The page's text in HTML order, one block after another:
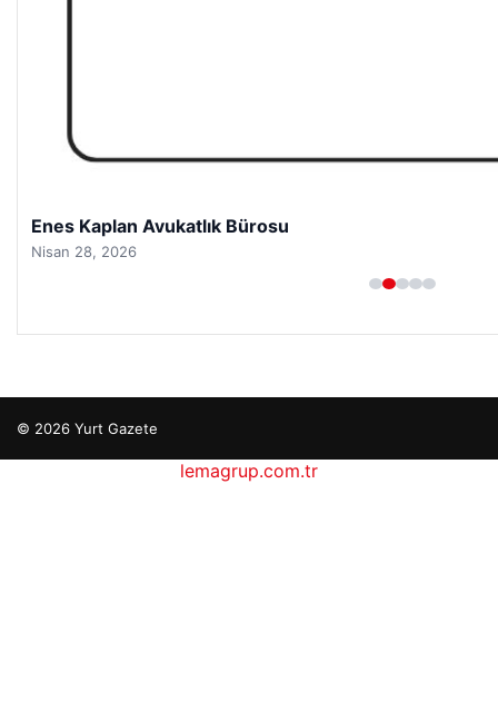
Enes Kaplan Avukatlık Bürosu
Nisan 28, 2026
© 2026 Yurt Gazete
lemagrup.com.tr